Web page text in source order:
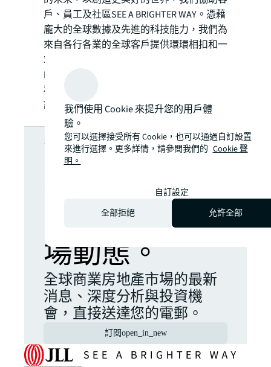
戶、員工及社區SEE A BRIGHTER WAY。憑藉
龐大的全球數據及先進的科技能力，我們為
來自各行各業的全球客戶提供環環相扣和一
站式的地產服務。我們並透過旗下LaSalle
Investment Management，為全球客戶投資
私人資產及公開市場交易的地產證券。詳情
請瀏覽jll.com。
想了解更多深
入分析嗎？隨
時掌握最新市
場動態。
全球商業房地產市場的最新
消息、深度分析與投資機
會，直接送達您的電郵。
訂閱open_in_new
我們使用 Cookie 來提升您的用戶體
驗。
您可以選擇接受所有 Cookie，也可以通過自訂設置
來進行選擇。更多詳情，請參閲我們的 Cookie 聲
明。
自訂設定
全部拒絕
允許全部